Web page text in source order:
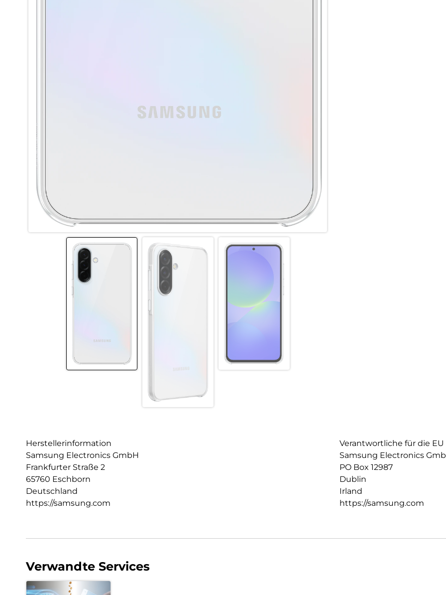
Herstellerinformation
Samsung Electronics GmbH
Frankfurter Straße 2
65760 Eschborn
Deutschland
https://samsung.com
Verantwortliche für die EU
Samsung Electronics
PO Box 12987
Dublin
Irland
https://samsung.com
Verwandte Services